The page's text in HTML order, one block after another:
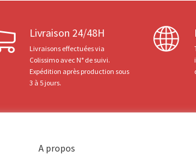
Livraison 24/48H
Livraisons effectuées via
Colissimo avec N° de suivi.
Expédition après production sous
3 à 5 jours.
A propos